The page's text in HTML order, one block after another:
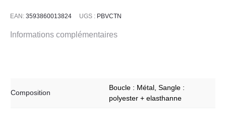
EAN: 3593860013824 UGS : PBVCTN
Informations complémentaires
Composition
Boucle : Métal, Sangle :
polyester + elasthanne